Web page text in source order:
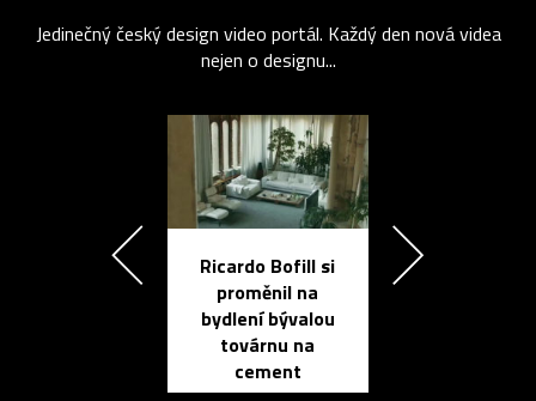
Jedinečný český design video portál. Každý den nová videa
nejen o designu...
Ricardo Bofill si
proměnil na
bydlení bývalou
továrnu na
cement